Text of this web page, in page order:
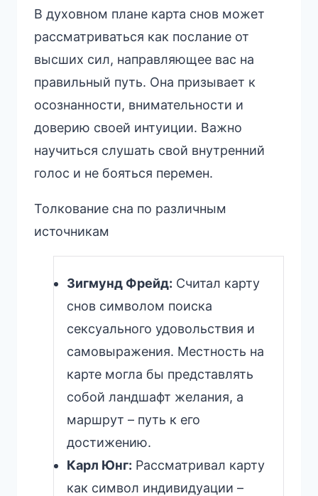
В духовном плане карта снов может
рассматриваться как послание от
высших сил, направляющее вас на
правильный путь. Она призывает к
осознанности, внимательности и
доверию своей интуиции. Важно
научиться слушать свой внутренний
голос и не бояться перемен.
Толкование сна по различным
источникам
Зигмунд Фрейд: Считал карту
снов символом поиска
сексуального удовольствия и
самовыражения. Местность на
карте могла бы представлять
собой ландшафт желания, а
маршрут – путь к его
достижению.
Карл Юнг: Рассматривал карту
как символ индивидуации –